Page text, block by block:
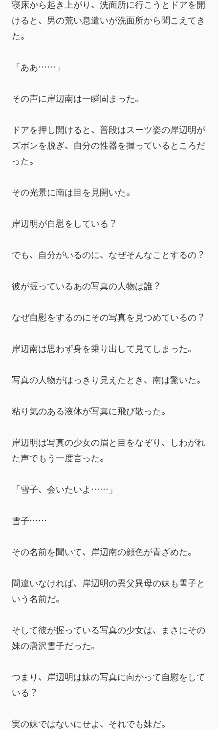
寝床から起き上がり、洗面所に行こうとドアを開
けると、男の荒い息遣いが洗面所から聞こえてき
た。
「ああ……」
その声に岸辺南は一瞬固まった。
ドアを押し開けると、普段はスーツ姿の岸辺明が
ズボンを脱ぎ、自分の性器を握っているところだ
った。
その光景に南は目を見開いた。
岸辺明が自慰をしている？
でも、自分がいるのに、なぜそんなことするの？
彼が握っているあの写真の人物は誰？
なぜ自慰をするのにその写真を見つめているの？
岸辺南は思わず身を乗り出して見てしまった。
写真の人物がはっきり見えたとき、南は驚いた。
粘り気のある液体が写真に飛び散った。
岸辺明は写真の少女の眉と目をなぞり、しわがれ
た声でもう一度言った。
「雪子、会いたいよ……」
雪子……
その名前を聞いて、岸辺南の顔色が青ざめた。
間違いなければ、岸辺明の異父異母の妹も雪子と
いう名前だ。
そして彼が握っている写真の少女は、まさにその
妹の唐沢雪子だった。
つまり、岸辺明は妹の写真に向かって自慰をして
いる？
実の妹ではないにせよ、それでも妹だ。